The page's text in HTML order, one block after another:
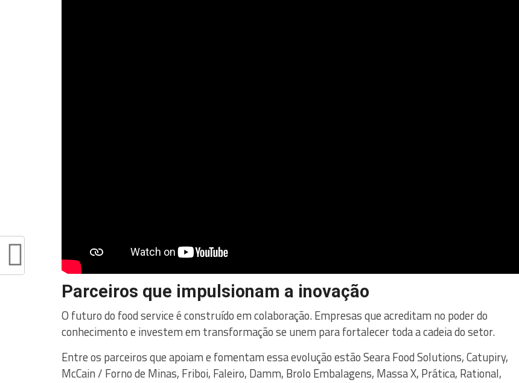
Parceiros que impulsionam a inovação
O futuro do food service é construído em colaboração. Empresas que acreditam no poder do
conhecimento e investem em transformação se unem para fortalecer toda a cadeia do setor.
Entre os parceiros que apoiam e fomentam essa evolução estão Seara Food Solutions, Catupiry,
McCain / Forno de Minas, Friboi, Faleiro, Damm, Brolo Embalagens, Massa X, Prática, Rational,